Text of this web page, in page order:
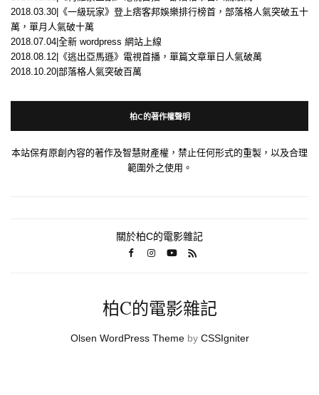
2018.03.30|《一級玩家》登上痞客邦娛樂排行榜首，部落格人氣突破五十
萬，單月人氣破十萬
2018.07.04|全新 wordpress 網站上線
2018.08.12|《逃出亞馬遜》電視首播，單篇文章單日人氣破萬
2018.10.20|部落格人氣突破百萬
柏C的著作權聲明
本站保有原創內容的著作及智慧財產權，禁止任何形式的重製，以及合理
範圍外之使用。
關於柏C的電影雜記
柏C的電影雜記
Olsen WordPress Themeby CSSIgniter